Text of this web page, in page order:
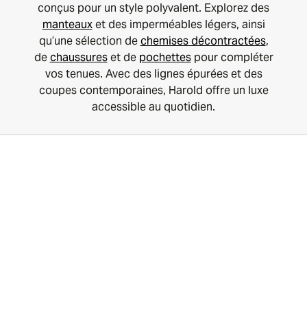
conçus pour un style polyvalent. Explorez des
manteauxet des imperméables légers, ainsi
qu’une sélection dechemises décontractées,
dechaussureset de pochettespour compléter
vos tenues. Avec des lignes épurées et des
coupes contemporaines, Harold offre un luxe
accessible au quotidien.